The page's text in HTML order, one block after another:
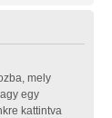
mely
egy
kattintva